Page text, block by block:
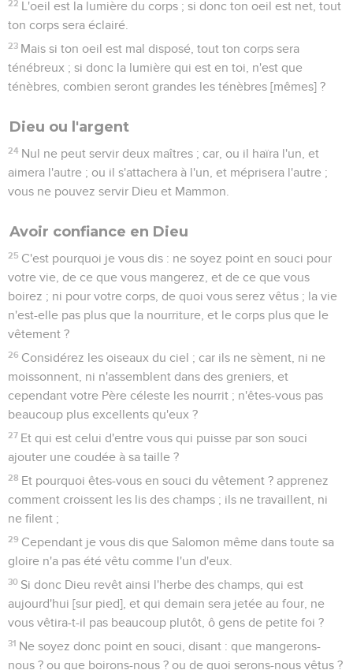
22 L'oeil est la lumière du corps ; si donc ton oeil est net, tout
ton corps sera éclairé.
23 Mais si ton oeil est mal disposé, tout ton corps sera
ténébreux ; si donc la lumière qui est en toi, n'est que
ténèbres, combien seront grandes les ténèbres [mêmes] ?
Dieu ou l'argent
24 Nul ne peut servir deux maîtres ; car, ou il haïra l'un, et
aimera l'autre ; ou il s'attachera à l'un, et méprisera l'autre ;
vous ne pouvez servir Dieu et Mammon.
Avoir confiance en Dieu
25 C'est pourquoi je vous dis : ne soyez point en souci pour
votre vie, de ce que vous mangerez, et de ce que vous
boirez ; ni pour votre corps, de quoi vous serez vêtus ; la vie
n'est-elle pas plus que la nourriture, et le corps plus que le
vêtement ?
26 Considérez les oiseaux du ciel ; car ils ne sèment, ni ne
moissonnent, ni n'assemblent dans des greniers, et
cependant votre Père céleste les nourrit ; n'êtes-vous pas
beaucoup plus excellents qu'eux ?
27 Et qui est celui d'entre vous qui puisse par son souci
ajouter une coudée à sa taille ?
28 Et pourquoi êtes-vous en souci du vêtement ? apprenez
comment croissent les lis des champs ; ils ne travaillent, ni
ne filent ;
29 Cependant je vous dis que Salomon même dans toute sa
gloire n'a pas été vêtu comme l'un d'eux.
30 Si donc Dieu revêt ainsi l'herbe des champs, qui est
aujourd'hui [sur pied], et qui demain sera jetée au four, ne
vous vêtira-t-il pas beaucoup plutôt, ô gens de petite foi ?
31 Ne soyez donc point en souci, disant : que mangerons-
nous ? ou que boirons-nous ? ou de quoi serons-nous vêtus ?